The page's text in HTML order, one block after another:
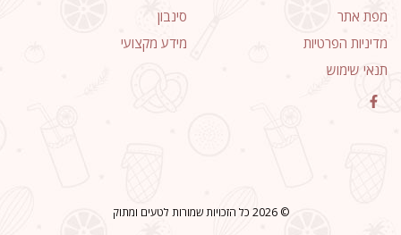
מפת אתר
מדיניות הפרטיות
תנאי שימוש
סינבון
מידע מקצועי
© 2026 כל הזכויות שמורות לטעים ומתוק